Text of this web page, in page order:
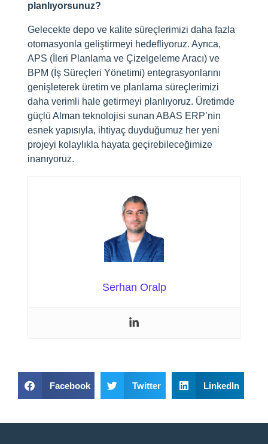
planlıyorsunuz?
Gelecekte depo ve kalite süreçlerimizi daha fazla
otomasyonla geliştirmeyi hedefliyoruz. Ayrıca,
APS (İleri Planlama ve Çizelgeleme Aracı) ve
BPM (İş Süreçleri Yönetimi) entegrasyonlarını
genişleterek üretim ve planlama süreçlerimizi
daha verimli hale getirmeyi planlıyoruz. Üretimde
güçlü Alman teknolojisi sunan ABAS ERP’nin
esnek yapısıyla, ihtiyaç duyduğumuz her yeni
projeyi kolaylıkla hayata geçirebileceğimize
inanıyoruz.
Serhan Oralp
Facebook Twitter LinkedIn